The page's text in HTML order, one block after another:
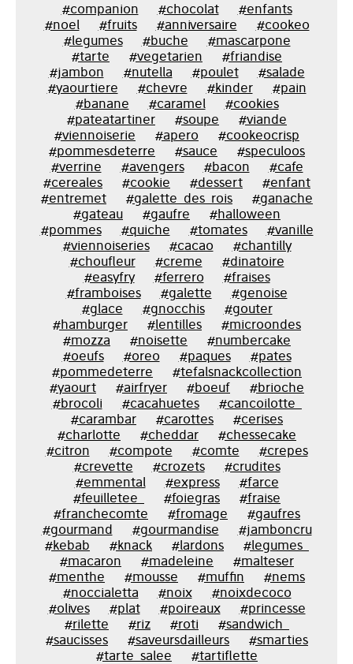
#companion #chocolat
#enfants
#noel
#fruits #anniversaire
#cookeo
#legumes
#buche
#mascarpone
#tarte
#vegetarien
#friandise
#jambon
#nutella #poulet
#salade
#yaourtiere
#chevre #kinder
#pain
#banane
#caramel
#cookies
#pateatartiner
#soupe
#viande
#viennoiserie
#apero
#cookeocrisp
#pommesdeterre
#sauce
#speculoos
#verrine
#avengers #bacon
#cafe
#cereales
#cookie #dessert
#enfant
#entremet
#galette_des_rois
#ganache
#gateau
#gaufre
#halloween
#pommes
#quiche #tomates
#vanille
#viennoiseries
#cacao
#chantilly
#choufleur
#creme
#dinatoire
#easyfry
#ferrero
#fraises
#framboises
#galette
#genoise
#glace
#gnocchis
#gouter
#hamburger
#lentilles
#microondes
#mozza
#noisette
#numbercake
#oeufs
#oreo #paques
#pates
#pommedeterre
#tefalsnackcollection
#yaourt
#airfryer #boeuf
#brioche
#brocoli
#cacahuetes
#cancoilotte_
#carambar
#carottes
#cerises
#charlotte
#cheddar
#chessecake
#citron
#compote #comte
#crepes
#crevette
#crozets
#crudites
#emmental
#express
#farce
#feuilletee_
#foiegras
#fraise
#franchecomte
#fromage
#gaufres
#gourmand
#gourmandise
#jamboncru
#kebab
#knack #lardons
#legumes_
#macaron
#madeleine
#malteser
#menthe
#mousse #muffin
#nems
#noccialetta
#noix
#noixdecoco
#olives
#plat #poireaux
#princesse
#rilette
#riz #roti
#sandwich_
#saucisses
#saveursdailleurs
#smarties
#tarte_salee
#tartiflette